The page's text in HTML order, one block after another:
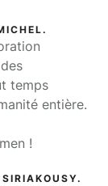
temps
entière.
!